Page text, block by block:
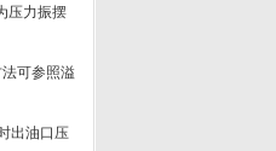
压力振摆
可参照溢
出油口压